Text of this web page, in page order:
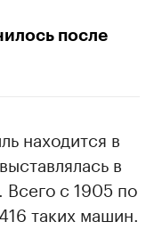
после
находится в
в
Всего с 1905 по
таких машин.